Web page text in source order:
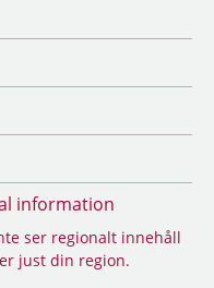
information
ser regionalt innehåll
just din region.